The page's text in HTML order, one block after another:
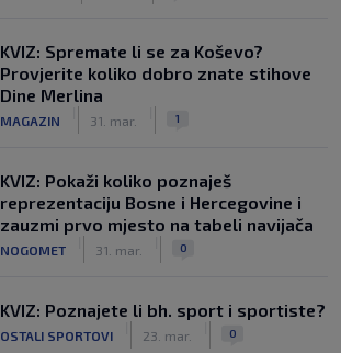
KVIZ: Spremate li se za Koševo?
Provjerite koliko dobro znate stihove
Dine Merlina
MAGAZIN 31. mar. 1
KVIZ: Pokaži koliko poznaješ
reprezentaciju Bosne i Hercegovine i
zauzmi prvo mjesto na tabeli navijača
NOGOMET 31. mar. 0
KVIZ: Poznajete li bh. sport i sportiste?
OSTALI SPORTOVI 23. mar. 0